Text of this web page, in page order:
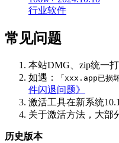
行业软件
常见问题
本站DMG、zip统一打
如遇： 「xxx.app已损
件闪退问题》
激活工具在新系统
关于激活方法，大部
历史版本